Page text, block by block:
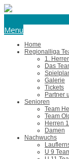
Menu
Home
Regionalliga
1.
Das
Galerie
Tickets
Partner
Senioren
Team
Team
Herren
Damen
Nachwuchs
U 9